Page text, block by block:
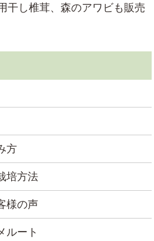
干し椎茸、森のアワビも販売
方
培方法
様の声
ルート